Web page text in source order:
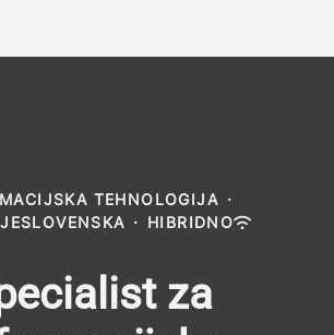
TEHNOLOGIJA ·
· HIBRIDNO
za